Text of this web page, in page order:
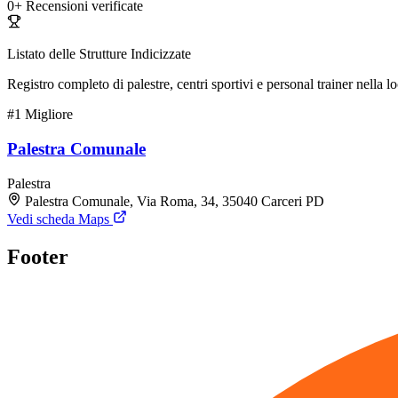
0+ Recensioni verificate
Listato delle Strutture Indicizzate
Registro completo di palestre, centri sportivi e personal trainer nella
#1 Migliore
Palestra Comunale
Palestra
Palestra Comunale, Via Roma, 34, 35040 Carceri PD
Vedi scheda Maps
Footer